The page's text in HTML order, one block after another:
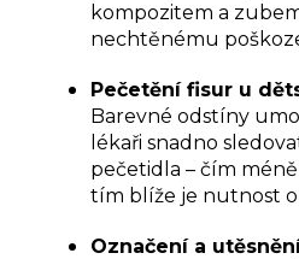
kompozitem a
nechtěnému
Pečetění fisur u
Barevné odstíny
lékaři snadno
pečetidla – čím
tím blíže je nutnost
Označení a